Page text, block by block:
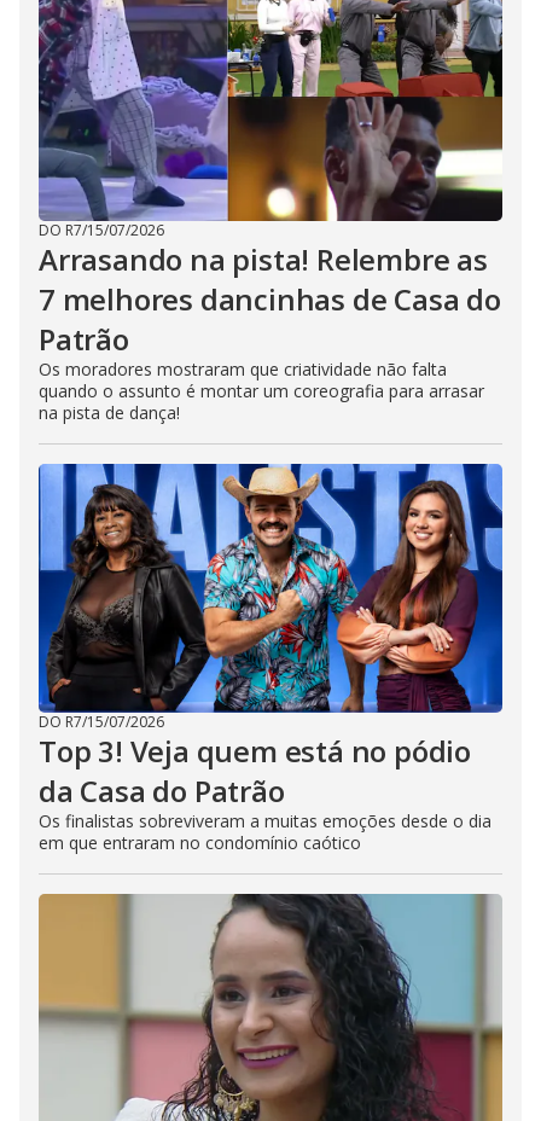
DO R7/15/07/2026
Arrasando na pista! Relembre as
7 melhores dancinhas de Casa do
Patrão
Os moradores mostraram que criatividade não falta
quando o assunto é montar um coreografia para arrasar
na pista de dança!
DO R7/15/07/2026
Top 3! Veja quem está no pódio
da Casa do Patrão
Os finalistas sobreviveram a muitas emoções desde o dia
em que entraram no condomínio caótico